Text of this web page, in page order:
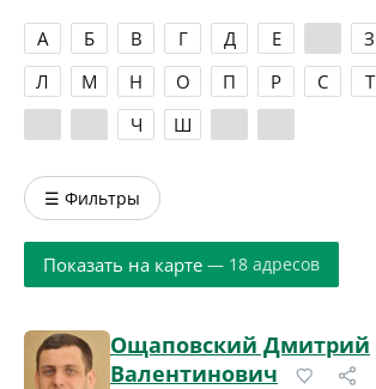
А Б В Г Д Е З
Л
М Н О П Р С Т
Ч Ш
☰ Фильтры
Показать на карте — 18 адресов
Ощаповский Дмитрий
Валентинович